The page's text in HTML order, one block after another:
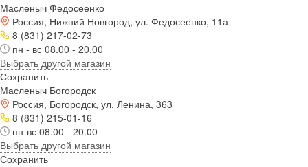
Масленыч Федосеенко
Россия, Нижний Новгород, ул. Федосеенко, 11а
8 (831) 217-02-73
пн - вс 08.00 - 20.00
Выбрать другой магазин
Сохранить
Масленыч Богородск
Россия, Богородск, ул. Ленина, 363
8 (831) 215-01-16
пн-вс 08.00 - 20.00
Выбрать другой магазин
Сохранить